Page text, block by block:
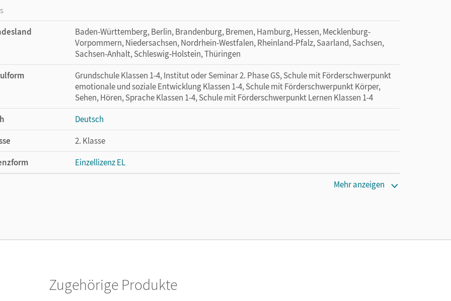
Baden-Württemberg, Berlin, Brandenburg, Bremen, Hamburg, Hessen, Mecklenburg-
Vorpommern, Niedersachsen, Nordrhein-Westfalen, Rheinland-Pfalz, Saarland, Sachsen,
Sachsen-Anhalt, Schleswig-Holstein, Thüringen
Grundschule Klassen 1-4, Institut oder Seminar 2. Phase GS, Schule mit Förderschwerpunkt
emotionale und soziale Entwicklung Klassen 1-4, Schule mit Förderschwerpunkt Körper,
Sehen, Hören, Sprache Klassen 1-4, Schule mit Förderschwerpunkt Lernen Klassen 1-4
Deutsch
2. Klasse
Einzellizenz EL
Mehr anzeigen
Zugehörige Produkte